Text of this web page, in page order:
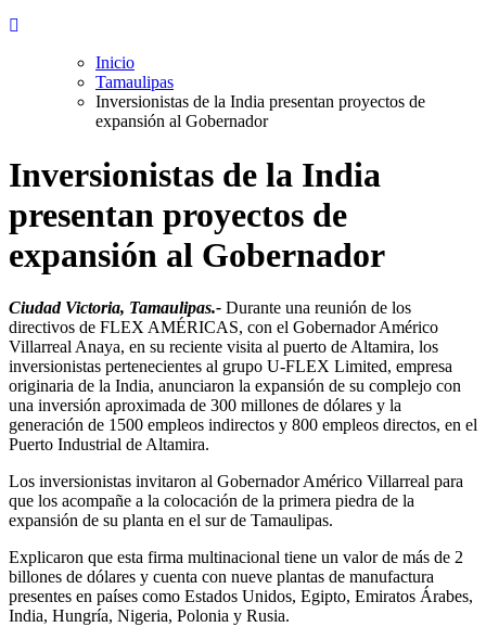
Inicio
Tamaulipas
Inversionistas de la India presentan proyectos de
expansión al Gobernador
Inversionistas de la India
presentan proyectos de
expansión al Gobernador
Ciudad Victoria, Tamaulipas.- Durante una reunión de los
directivos de FLEX AMÉRICAS, con el Gobernador Américo
Villarreal Anaya, en su reciente visita al puerto de Altamira, los
inversionistas pertenecientes al grupo U-FLEX Limited, empresa
originaria de la India, anunciaron la expansión de su complejo con
una inversión aproximada de 300 millones de dólares y la
generación de 1500 empleos indirectos y 800 empleos directos, en el
Puerto Industrial de Altamira.
Los inversionistas invitaron al Gobernador Américo Villarreal para
que los acompañe a la colocación de la primera piedra de la
expansión de su planta en el sur de Tamaulipas.
Explicaron que esta firma multinacional tiene un valor de más de 2
billones de dólares y cuenta con nueve plantas de manufactura
presentes en países como Estados Unidos, Egipto, Emiratos Árabes,
India, Hungría, Nigeria, Polonia y Rusia.